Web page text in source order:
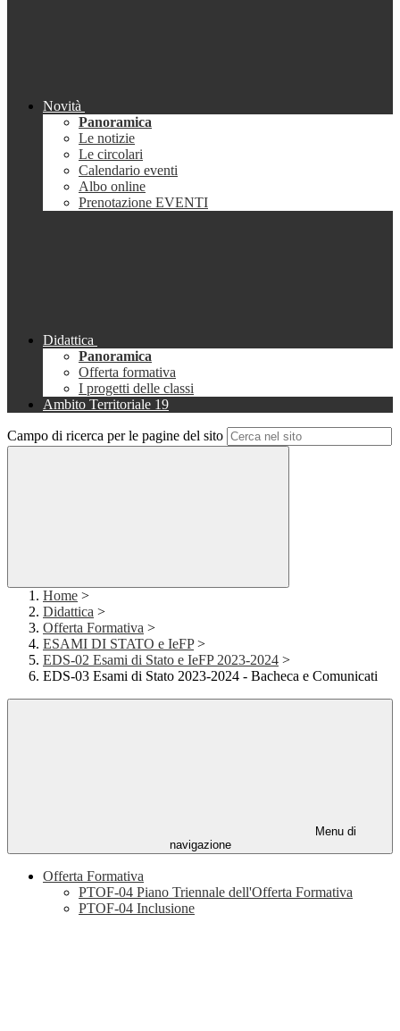
Novità
Panoramica
Le notizie
Le circolari
Calendario eventi
Albo online
Prenotazione EVENTI
Didattica
Panoramica
Offerta formativa
I progetti delle classi
Ambito Territoriale 19
Campo di ricerca per le pagine del sito
Home >
Didattica >
Offerta Formativa >
ESAMI DI STATO e IeFP >
EDS-02 Esami di Stato e IeFP 2023-2024 >
EDS-03 Esami di Stato 2023-2024 - Bacheca e Comunicati
Menu di
navigazione
Offerta Formativa
PTOF-04 Piano Triennale dell'Offerta Formativa
PTOF-04 Inclusione